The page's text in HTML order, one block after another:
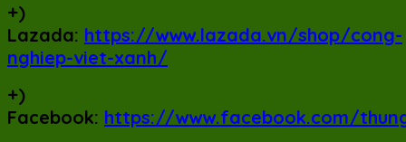
+)
Lazada: https://www.lazada.vn/shop/cong-
nghiep-viet-xanh/
+)
Facebook: https://www.facebook.com/